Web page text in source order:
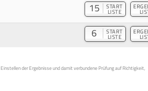
15 START
LISTE
6 START
LISTE
der Ergebnisse und damit verbundene Prüfung auf Richtigkeit,